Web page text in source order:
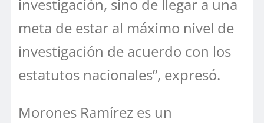
investigación, sino de llegar a una
meta de estar al máximo nivel de
investigación de acuerdo con los
estatutos nacionales”, expresó.
Morones Ramírez es un